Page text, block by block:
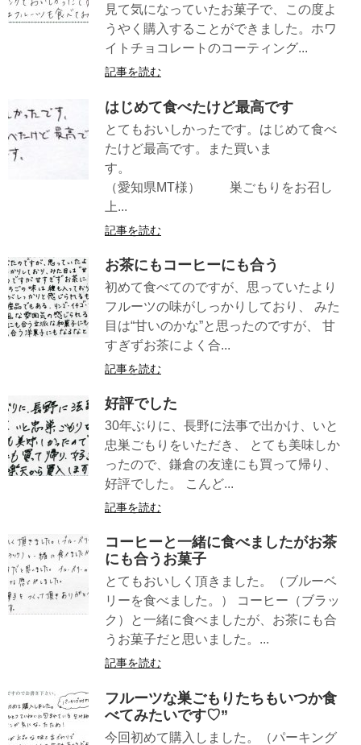
見て気になっていたお菓子で、この度よ
うやく購入することができました。ホワ
イトチョコレートのコーティング...
記事を読む
はじめて食べたけど最高です
とてもおいしかったです。はじめて食べ
たけど最高です。また買いま
す。
（愛知県MT様） 巣ごもりをお召し
上...
記事を読む
お茶にもコーヒーにも合う
初めて食べてのですが、思っていたより
フルーツの味がしっかりしており、 みた
目は“甘いのかな”と思ったのですが、 甘
すぎずお茶によく合...
記事を読む
好評でした
30年ぶりに、長野に法事で出かけ、いと
忠巣ごもりをいただき、 とても美味しか
ったので、鎌倉の友達にも買って帰り、
好評でした。 こんど...
記事を読む
コーヒーと一緒に食べましたがお茶
にも合うお菓子
とてもおいしく頂きました。（ブルーベ
リーを食べました。） コーヒー（ブラッ
ク）と一緒に食べましたが、お茶にも合
うお菓子だと思いました。...
記事を読む
フルーツな巣ごもりたちもいつか食
べてみたいです♡”
今回初めて購入しました。（パーキング